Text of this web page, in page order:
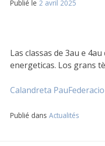
Publié le 2 avril 2025
Las classas de 3au e
energeticas. Los grans
Calandreta Pau
Publié dans Actualités